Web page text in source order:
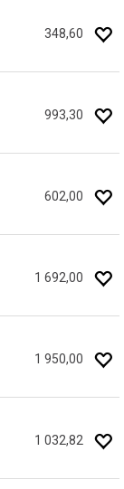
348,60
993,30
602,00
1 692,00
1 950,00
1 032,82